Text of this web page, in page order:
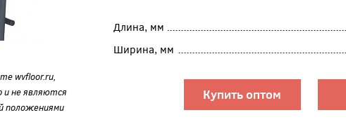
wvfloor.ru,
и не являются
положениями
Длина, мм
Ширина, мм
Купить оптом